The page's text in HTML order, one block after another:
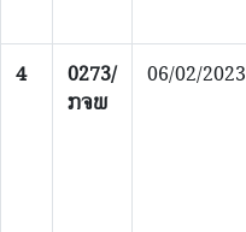
4
0273/
ກຈພ
06/02/2023